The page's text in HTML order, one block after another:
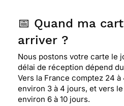
📅 Quand ma
arriver ?
Nous postons votre carte le
délai de réception dépend
Vers la France comptez 24
environ 3 à 4 jours, et vers
environ 6 à 10 jours.